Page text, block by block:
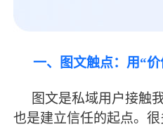
一、图文触点：用“
图文是私域用户接触
也是建立信任的起点。